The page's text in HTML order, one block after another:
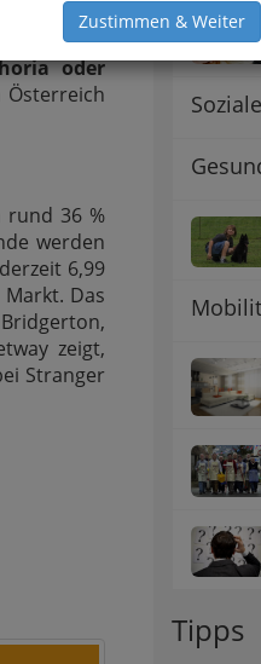
Zustimmen & Weiter
oder
Österreich
36 %
werden
6,99
Das
zeigt,
Stranger
Tipps